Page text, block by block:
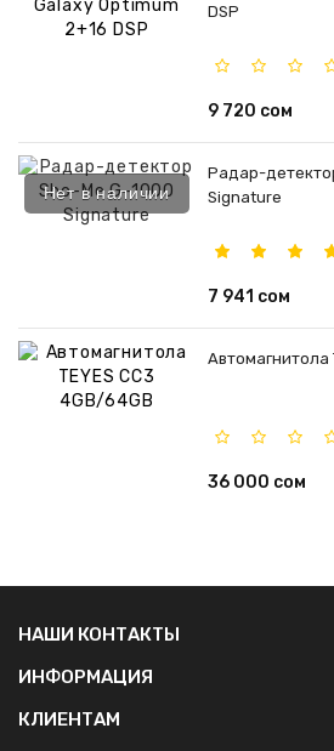
DSP
9 720 сом
Нет в наличии
Радар-
Signature
7 941 сом
Автомагнитола
36 000 сом
НАШИ КОНТАКТЫ
ИНФОРМАЦИЯ
КЛИЕНТАМ